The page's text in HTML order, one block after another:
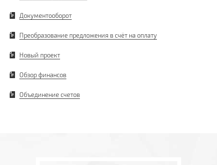
Документооборот
Преобразование предложения в счёт на оплату
Новый проект
Обзор финансов
Объединение счетов